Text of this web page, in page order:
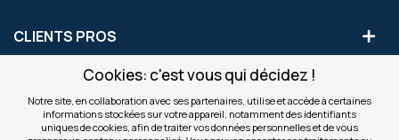
Cookies: c'est vous qui décidez !
Notre site, en collaboration avec ses partenaires, utilise et accède à certaines
informations stockées sur votre appareil, notamment des identifiants
uniques de cookies, afin de traiter vos données personnelles et de vous
CLIENTS PROS
S'INSCRIRE AUX OFFRES COMMERCIALES
Inscription
Valider